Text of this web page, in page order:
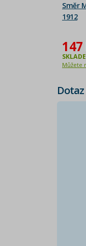
Směr
1912
147
Můžete